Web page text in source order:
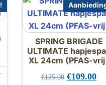
prijs was: €159.00.
prijs is: €129.00.
SPRING BRIGADE
ULTIMATE
XL 24cm (PFAS-
€125.00 €109.00